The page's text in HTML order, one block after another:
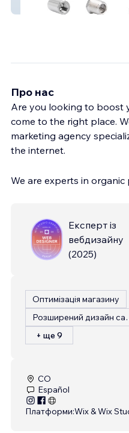
WillPar
Про нас
Are you looking to boost
come to the right place.
marketing agency
the internet.
We are experts in organic
Експерт із
вебдизайну
(2025)
Оптимізація магазину
+ ще 9
CO
Español
Платформи:Wix & Wix